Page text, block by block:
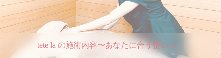
tete la の施術内容〜あなたに合う整いへ。